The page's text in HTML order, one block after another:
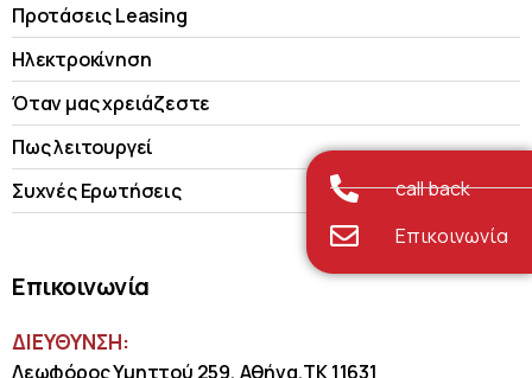
Προτάσεις Leasing
Ηλεκτροκίνηση
Όταν μας χρειάζεστε
Πως λειτουργεί
Συχνές Ερωτήσεις
Επικοινωνία
ΔΙΕΥΘΥΝΣΗ:
Λεωφόρος Υμηττού 259, Αθήνα,ΤΚ 11631
call back
Επικοινωνία